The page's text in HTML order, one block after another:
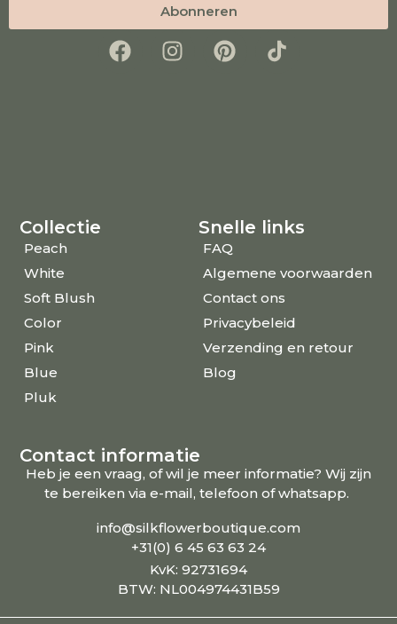
Abonneren
Collectie
Peach
White
Soft Blush
Color
Pink
Blue
Pluk
Snelle links
FAQ
Algemene voorwaarden
Contact ons
Privacybeleid
Verzending en retour
Blog
Contact informatie
Heb je een vraag, of wil je meer informatie? Wij zijn
te bereiken via e-mail, telefoon of whatsapp.
info@silkflowerboutique.com
+31(0) 6 45 63 63 24
KvK: 92731694
BTW: NL004974431B59